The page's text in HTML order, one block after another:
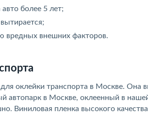
более 5 лет;
вредных внешних факторов.
оклейки транспорта в Москве. Она
автопарк в Москве, оклеенный в
Виниловая пленка высокого